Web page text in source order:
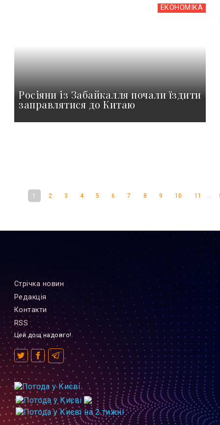
ЕКОНОМІКА
Росіяни із Забайкалля почали їздити
заправлятися до Китаю
1 2 3 4 5 6 7 8 9 10 11 ...
Стрiчка новин
Редакцiя
Контакти
RSS
Цей дощ надовго!